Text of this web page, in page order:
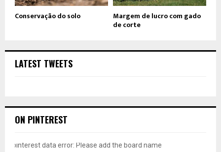
Conservação do solo Margem de lucro com gado
de corte
LATEST TWEETS
ON PINTEREST
pinterest data error: Please add the board name